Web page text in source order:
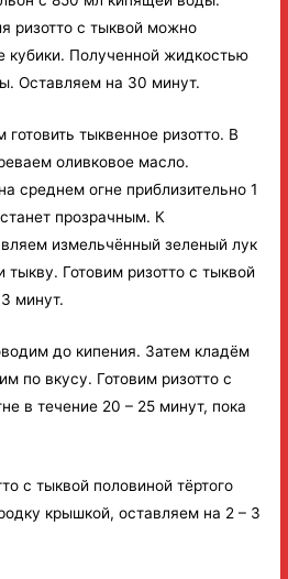
ризотто с тыквой можно
кубики. Полученной жидкостью
Оставляем на 30 минут.
тыквенное ризотто. В
оливковое масло.
среднем огне приблизительно 1
прозрачным. К
измельчённый зеленый лук
Готовим ризотто с тыквой
минут.
до кипения. Затем кладём
по вкусу. Готовим ризотто с
в течение 20 – 25 минут, пока
с тыквой половиной тёртого
крышкой, оставляем на 2 – 3